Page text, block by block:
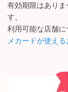
有効期限はあり
す。
利用可能な店舗
メカードが使え